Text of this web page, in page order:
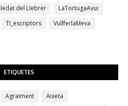
del Llebrer
LaTortugaAvui
TI_escriptors
VullferlaMeva
ETIQUETES
Agraïment
Aixeta